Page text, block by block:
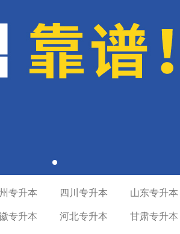
专升本 四川专升本 山东专升本
专升本 河北专升本 甘肃专升本